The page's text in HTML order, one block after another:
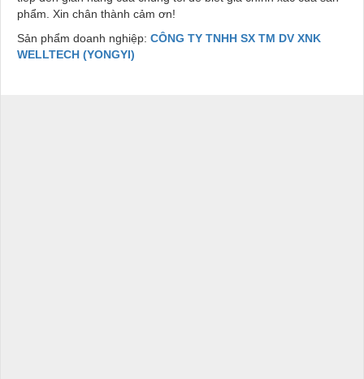
phẩm. Xin chân thành cảm ơn!
Sản phẩm doanh nghiệp: CÔNG TY TNHH SX TM DV XNK
WELLTECH (YONGYI)